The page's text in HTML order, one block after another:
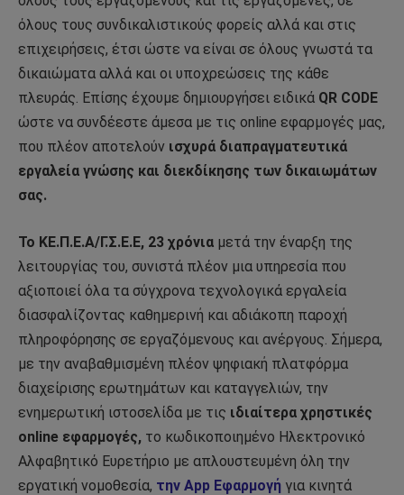
όλους τους συνδικαλιστικούς φορείς αλλά και στις
επιχειρήσεις, έτσι ώστε να είναι σε όλους γνωστά τα
δικαιώματα αλλά και οι υποχρεώσεις της κάθε
πλευράς. Επίσης έχουμε δημιουργήσει ειδικά QR CODE
ώστε να συνδέεστε άμεσα με τις online εφαρμογές μας,
που πλέον αποτελούν ισχυρά διαπραγματευτικά
εργαλεία γνώσης και διεκδίκησης των δικαιωμάτων
σας.
Το ΚΕ.Π.Ε.Α/Γ.Σ.Ε.Ε, 23 χρόνια μετά την έναρξη της
λειτουργίας του, συνιστά πλέον μια υπηρεσία που
αξιοποιεί όλα τα σύγχρονα τεχνολογικά εργαλεία
διασφαλίζοντας καθημερινή και αδιάκοπη παροχή
πληροφόρησης σε εργαζόμενους και ανέργους. Σήμερα,
με την αναβαθμισμένη πλέον ψηφιακή πλατφόρμα
διαχείρισης ερωτημάτων και καταγγελιών, την
ενημερωτική ιστοσελίδα με τις ιδιαίτερα χρηστικές
online εφαρμογές, το κωδικοποιημένο Ηλεκτρονικό
Αλφαβητικό Ευρετήριο με απλουστευμένη όλη την
εργατική νομοθεσία, την App Εφαρμογή για κινητά